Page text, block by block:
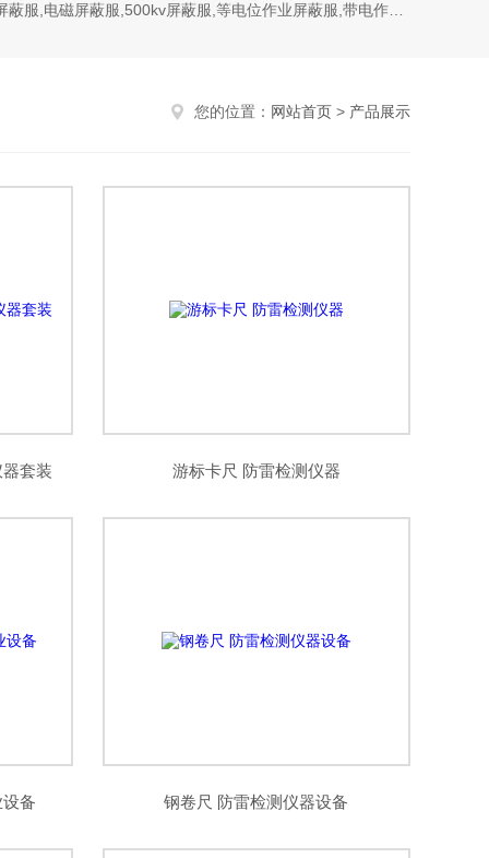
屏蔽服,500kv屏蔽服,等电位作业屏蔽服,带电作业屏蔽服,防电弧服,电弧服,电弧专用防护服,电位均压服
您的位置： 网站首页 > 产品展示
套装 游标卡尺 防雷检测仪器
备 钢卷尺 防雷检测仪器设备